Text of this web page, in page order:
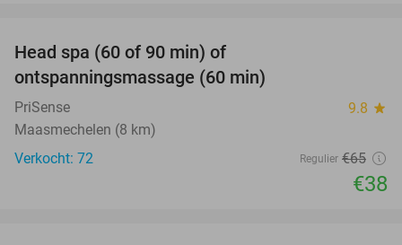
Head spa (60 of 90 min) of
ontspanningsmassage (60 min)
PriSense 9.8 star
Maasmechelen (8 km)
Verkocht: 72
Regulier €65
€38